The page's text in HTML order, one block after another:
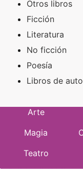
Otros libros
Ficción
Literatura
No ficción
Poesía
Libros de
Arte
Magia
Teatro